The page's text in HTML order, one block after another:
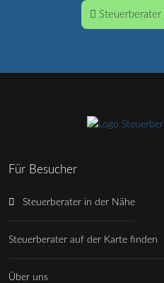
Für Besucher
Steuerberater in der Nähe
Steuerberater auf der Karte finden
Über uns